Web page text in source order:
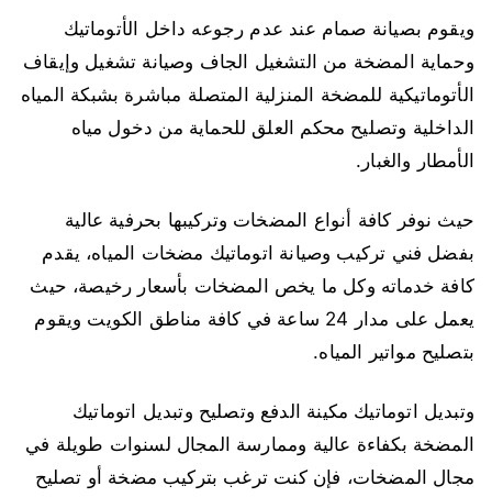
ويقوم بصيانة صمام عند عدم رجوعه داخل الأتوماتيك
وحماية المضخة من التشغيل الجاف وصيانة تشغيل وإيقاف
الأتوماتيكية للمضخة المنزلية المتصلة مباشرة بشبكة المياه
الداخلية وتصليح محكم العلق للحماية من دخول مياه
الأمطار والغبار.
حيث نوفر كافة أنواع المضخات وتركيبها بحرفية عالية
بفضل فني تركيب وصيانة اتوماتيك مضخات المياه، يقدم
كافة خدماته وكل ما يخص المضخات بأسعار رخيصة، حيث
يعمل على مدار 24 ساعة في كافة مناطق الكويت ويقوم
بتصليح مواتير المياه.
وتبديل اتوماتيك مكينة الدفع وتصليح وتبديل اتوماتيك
المضخة بكفاءة عالية وممارسة المجال لسنوات طويلة في
مجال المضخات، فإن كنت ترغب بتركيب مضخة أو تصليح